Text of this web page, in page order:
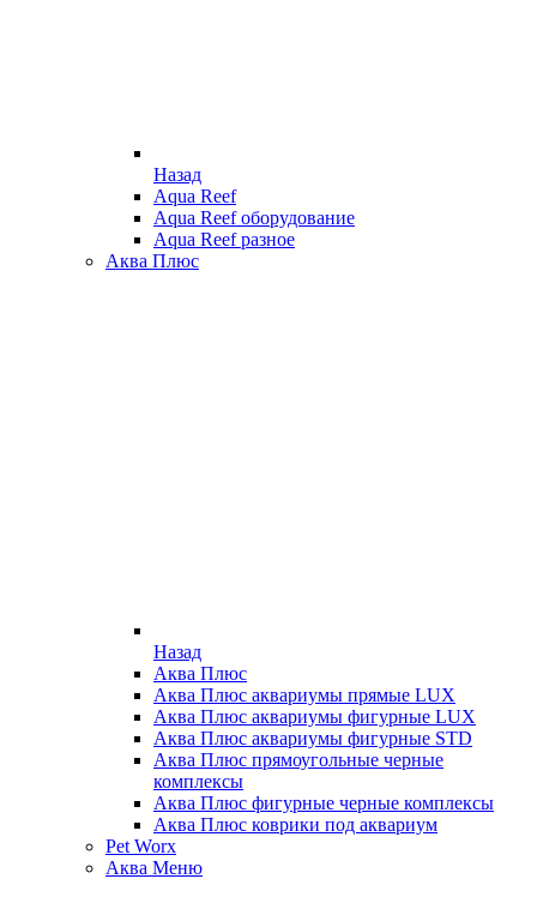
Назад
Aqua Reef
Aqua Reef оборудование
Aqua Reef разное
Аква Плюс
Назад
Аква Плюс
Аква Плюс аквариумы прямые LUX
Аква Плюс аквариумы фигурные LUX
Аква Плюс аквариумы фигурные STD
Аква Плюс прямоугольные черные
комплексы
Аква Плюс фигурные черные комплексы
Аква Плюс коврики под аквариум
Pet Worx
Аква Меню